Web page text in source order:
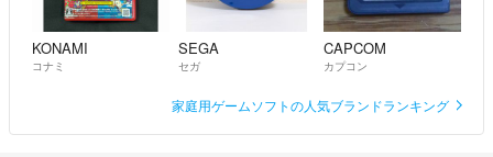
KONAMI
コナミ
SEGA
セガ
CAPCOM
カプコン
家庭用ゲームソフトの人気ブランドランキング